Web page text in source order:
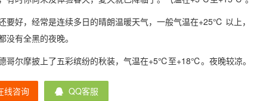
要好，经常是连续多日的晴朗温暖天气，一般气温在+25℃ 以上，
有全黑的夜晚。
哥尔摩披上了五彩缤纷的秋装，气温在+5℃至+18℃。夜晚较凉。
线咨询 QQ客服